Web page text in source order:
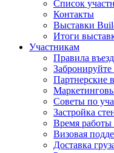
Cписок
Контакты
Выставки
Итоги
Участникам
Правила
Забронируйте
Партнерские
Советы по
Застройка
Время работы
Визовая
Доставка